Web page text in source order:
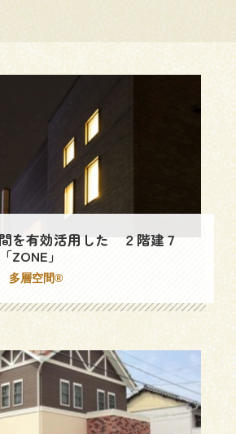
リフォーム
365-3838
時間／平日9:00 - 18:00
土日9:00 - 16:00
を有効活用した ２階建７
ZONE」
多層空間®